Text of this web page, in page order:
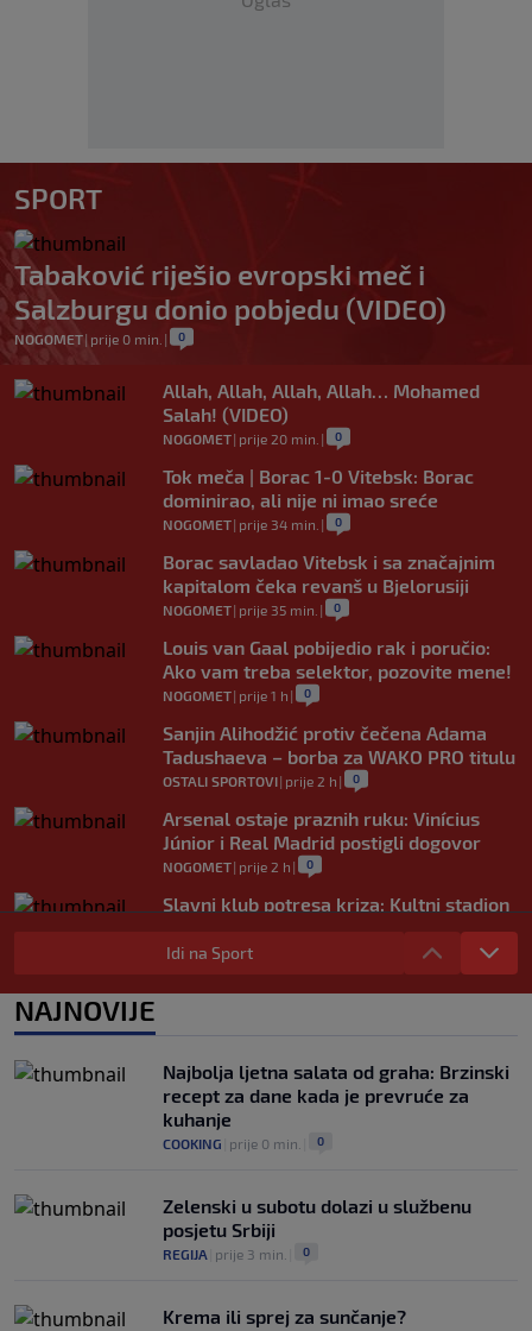
SPORT
Tabaković riješio evropski meč i
Salzburgu donio pobjedu (VIDEO)
NOGOMET| prije 0 min. | 0
Allah, Allah, Allah, Allah… Mohamed
Salah! (VIDEO)
NOGOMET| prije 20 min. | 0
Tok meča | Borac 1-0 Vitebsk: Borac
dominirao, ali nije ni imao sreće
NOGOMET| prije 34 min. | 0
Borac savladao Vitebsk i sa značajnim
kapitalom čeka revanš u Bjelorusiji
NOGOMET| prije 35 min. | 0
Louis van Gaal pobijedio rak i poručio:
Ako vam treba selektor, pozovite mene!
NOGOMET| prije 1 h | 0
Sanjin Alihodžić protiv čečena Adama
Tadushaeva – borba za WAKO PRO titulu
OSTALI SPORTOVI| prije 2 h | 0
Arsenal ostaje praznih ruku: Vinícius
Júnior i Real Madrid postigli dogovor
NOGOMET| prije 2 h | 0
Slavni klub potresa kriza: Kultni stadion
u Italiji bit će prazan na početku sezone,
navijači objavili rat upravi
Idi na Sport
NAJNOVIJE
Najbolja ljetna salata od graha: Brzinski
recept za dane kada je prevruće za
kuhanje
COOKING prije 0 min. 0
Zelenski u subotu dolazi u službenu
posjetu Srbiji
REGIJA prije 3 min. 0
Krema ili sprej za sunčanje?